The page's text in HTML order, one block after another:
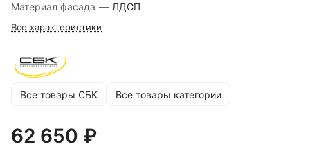
Материал фасада — ЛДСП
Все характеристики
Все товары СБК Все товары категории
62 650 ₽